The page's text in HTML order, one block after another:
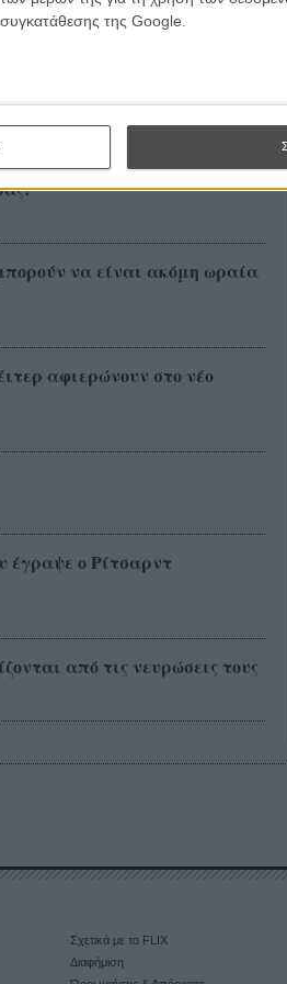
της Google.
λίγο «Πριν τα Μεσάνυχτα»
να είναι ακόμη ωραία
αφιερώνουν στο νέο
έγραψε ο Ρίτσαρντ
από τις νευρώσεις τους
Σχετικά με το FLIX
Διαφήμιση